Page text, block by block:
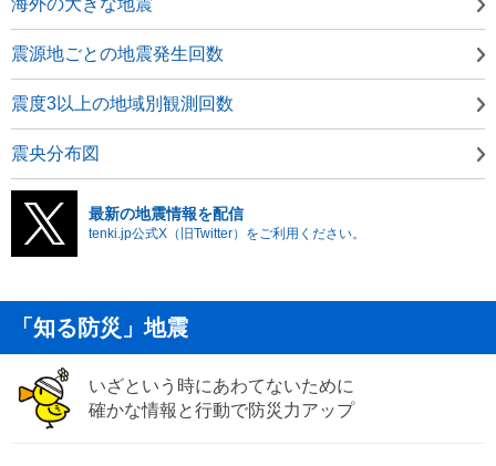
震源地ごとの地震発生回数
震度3以上の地域別観測回数
震央分布図
最新の地震情報を配信
tenki.jp公式X（旧Twitter）をご利用ください。
「知る防災」地震
いざという時にあわてないために
確かな情報と行動で防災力アップ